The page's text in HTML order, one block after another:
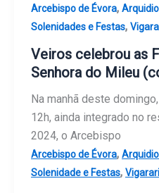
Arcebispo de Évora,
Solenidades e Festas,
Veiros celebrou as
Senhora do Mileu
Na manhã deste
12h, ainda integrado no
2024, o Arcebispo
Arcebispo de Évora,
Solenidade e Festas,